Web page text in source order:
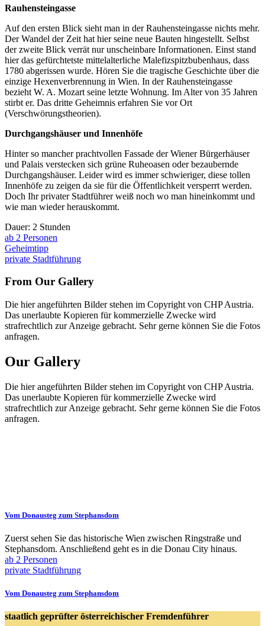
Rauhensteingasse
Auf den ersten Blick sieht man in der Rauhensteingasse nichts mehr.
Der Wandel der Zeit hat hier seine neue Bauten hingestellt. Selbst
der zweite Blick verrät nur unscheinbare Informationen. Einst stand
hier das gefürchtetste mittelalterliche Malefizspitzbubenhaus, dass
1780 abgerissen wurde. Hören Sie die tragische Geschichte über die
einzige Hexenverbrennung in Wien. In der Rauhensteingasse
bezieht W. A. Mozart seine letzte Wohnung. Im Alter von 35 Jahren
stirbt er. Das dritte Geheimnis erfahren Sie vor Ort
(Verschwörungstheorien).
Durchgangshäuser und Innenhöfe
Hinter so mancher prachtvollen Fassade der Wiener Bürgerhäuser
und Palais verstecken sich grüne Ruheoasen oder bezaubernde
Durchgangshäuser. Leider wird es immer schwieriger, diese tollen
Innenhöfe zu zeigen da sie für die Öffentlichkeit versperrt werden.
Doch Ihr privater Stadtführer weiß noch wo man hineinkommt und
wie man wieder herauskommt.
Dauer: 2 Stunden
ab 2 Personen
Geheimtipp
private Stadtführung
From Our Gallery
Die hier angeführten Bilder stehen im Copyright von CHP Austria.
Das unerlaubte Kopieren für kommerzielle Zwecke wird
strafrechtlich zur Anzeige gebracht. Sehr gerne können Sie die Fotos
anfragen.
Our Gallery
Die hier angeführten Bilder stehen im Copyright von CHP Austria.
Das unerlaubte Kopieren für kommerzielle Zwecke wird
strafrechtlich zur Anzeige gebracht. Sehr gerne können Sie die Fotos
anfragen.
Vom Donausteg zum Stephansdom
Zuerst sehen Sie das historische Wien zwischen Ringstraße und
Stephansdom. Anschließend geht es in die Donau City hinaus.
ab 2 Personen
private Stadtführung
Vom Donausteg zum Stephansdom
staatlich geprüfter österreichischer Fremdenführer